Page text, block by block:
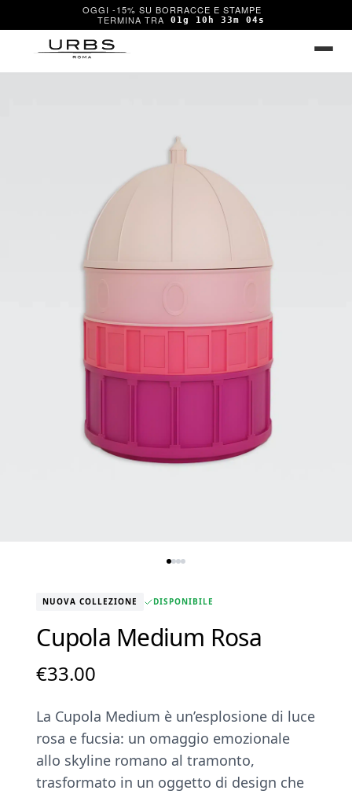
OGGI -15% SU BORRACCE E STAMPE
01g 10h 33m 04s
NUOVA COLLEZIONE DISPONIBILE
Cupola Medium Rosa
€33.00
La Cupola Medium è un’esplosione di luce
rosa e fucsia: un omaggio emozionale
allo skyline romano al tramonto,
trasformato in un oggetto di design che